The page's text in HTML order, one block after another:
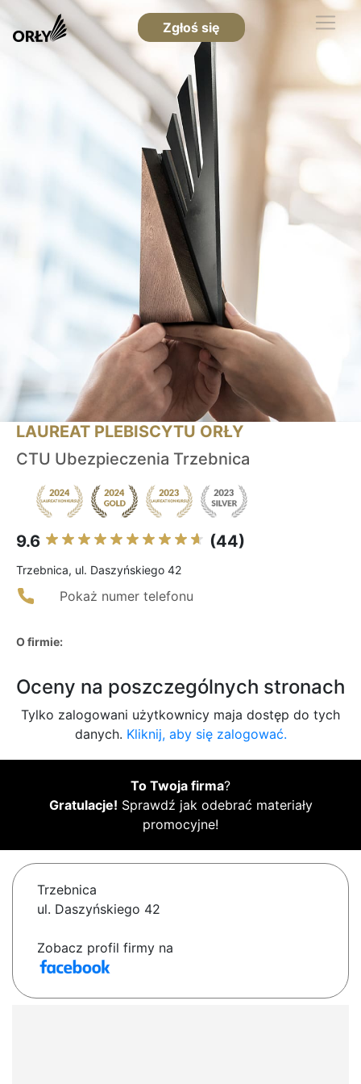
Zgłoś się
LAUREAT PLEBISCYTU ORŁY
CTU Ubezpieczenia Trzebnica
9.6 (44)
Trzebnica, ul. Daszyńskiego 42
Pokaż numer telefonu
O firmie:
Oceny na poszczególnych stronach
Tylko zalogowani użytkownicy maja dostęp do tych
danych. Kliknij, aby się zalogować.
To Twoja firma?
Gratulacje! Sprawdź jak odebrać materiały
promocyjne!
Trzebnica
ul. Daszyńskiego 42
Zobacz profil firmy na